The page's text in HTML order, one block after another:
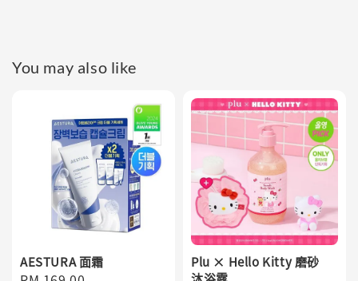
You may also like
AESTURA 面霜
Plu × Hello Kitty 磨砂